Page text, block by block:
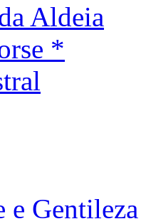
Aldeia
*
e Gentileza